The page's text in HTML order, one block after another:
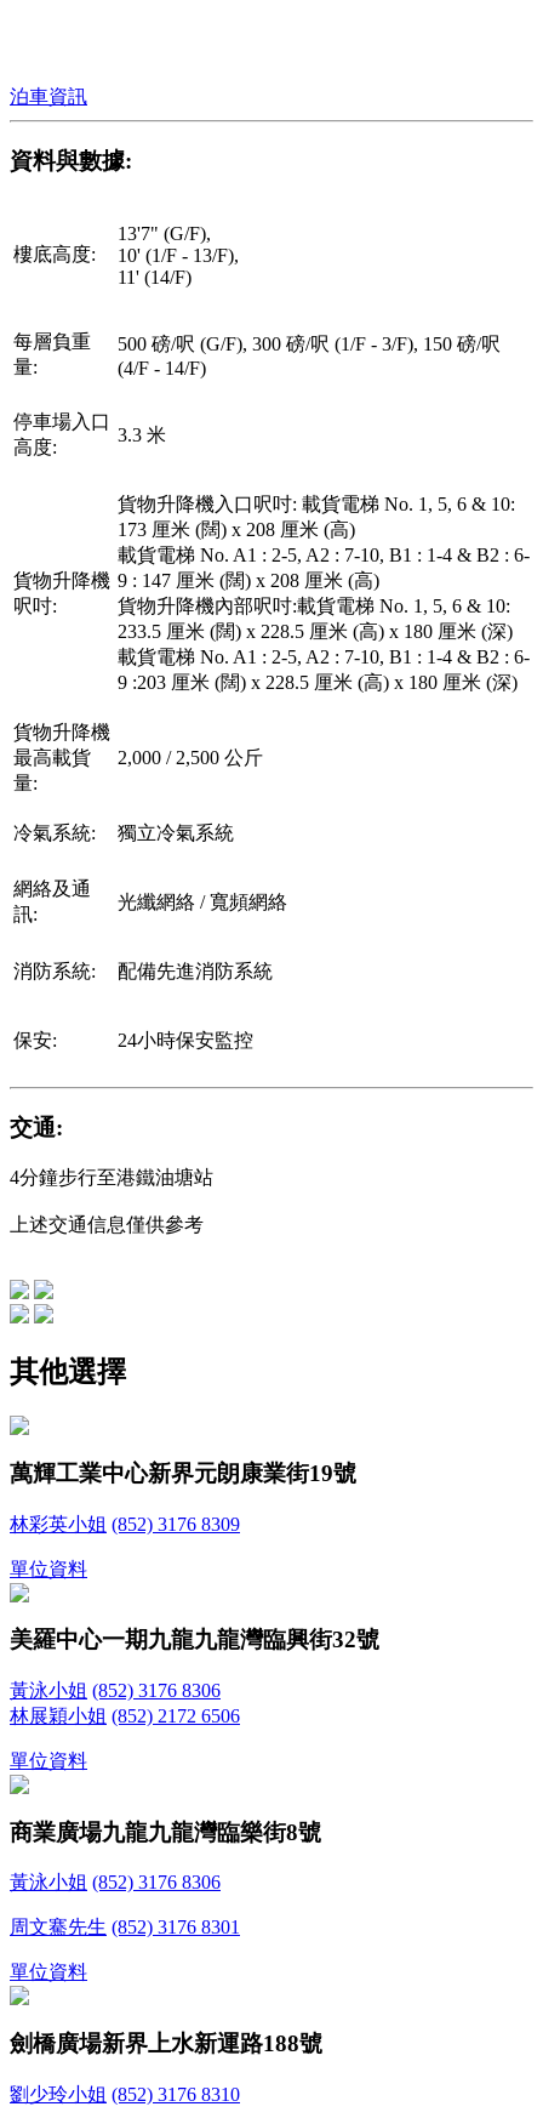
泊車資訊
資料與數據:
樓底高度:
13'7" (G/F),
10' (1/F - 13/F),
11' (14/F)
每層負重
量:
500 磅/呎 (G/F), 300 磅/呎 (1/F - 3/F), 150 磅/呎
(4/F - 14/F)
停車場入口
高度:
3.3 米
貨物升降機
呎吋:
貨物升降機入口呎吋: 載貨電梯 No. 1, 5, 6 & 10:
173 厘米 (闊) x 208 厘米 (高)
載貨電梯 No. A1 : 2-5, A2 : 7-10, B1 : 1-4 & B2 : 6-
9 : 147 厘米 (闊) x 208 厘米 (高)
貨物升降機內部呎吋:載貨電梯 No. 1, 5, 6 & 10:
233.5 厘米 (闊) x 228.5 厘米 (高) x 180 厘米 (深)
載貨電梯 No. A1 : 2-5, A2 : 7-10, B1 : 1-4 & B2 : 6-
9 :203 厘米 (闊) x 228.5 厘米 (高) x 180 厘米 (深)
貨物升降機
最高載貨
量:
2,000 / 2,500 公斤
冷氣系統: 獨立冷氣系統
網絡及通
訊:
光纖網絡 / 寬頻網絡
消防系統: 配備先進消防系統
保安: 24小時保安監控
交通:
4分鐘步行至港鐵油塘站
上述交通信息僅供參考
其他選擇
萬輝工業中心新界元朗康業街19號
林彩英小姐 (852) 3176 8309
單位資料
美羅中心一期九龍九龍灣臨興街32號
黃泳小姐 (852) 3176 8306
林展穎小姐 (852) 2172 6506
單位資料
商業廣場九龍九龍灣臨樂街8號
黃泳小姐 (852) 3176 8306
周文騫先生 (852) 3176 8301
單位資料
劍橋廣場新界上水新運路188號
劉少玲小姐 (852) 3176 8310